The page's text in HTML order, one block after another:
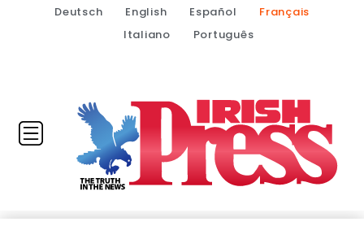
Deutsch English Español
Français
Italiano
Português